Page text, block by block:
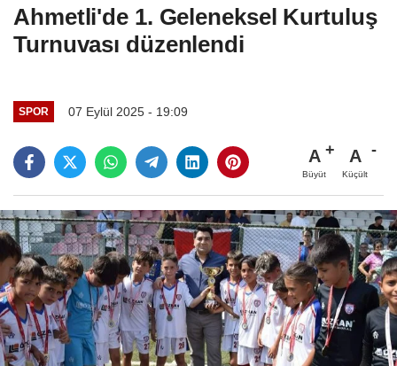
Ahmetli'de 1. Geleneksel Kurtuluş
Turnuvası düzenlendi
SPOR 07 Eylül 2025 - 19:09
A
Büyüt
A
Küçült